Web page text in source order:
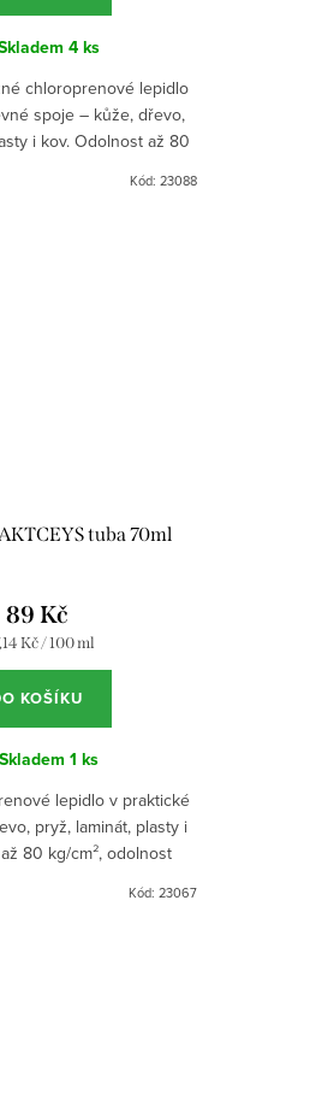
4 ks
chloroprenové lepidlo
spoje – kůže, dřevo,
i kov. Odolnost až 80
Kód: 23088
tuba 70ml
89 Kč
Kč / 100 ml
KOŠÍKU
Skladem 1 ks
lepidlo v praktické
pryž, laminát, plasty i
80 kg/cm², odolnost
Kód: 23067